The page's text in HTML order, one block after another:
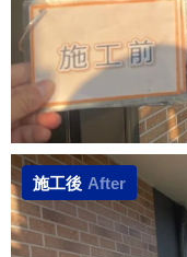
施工後 After